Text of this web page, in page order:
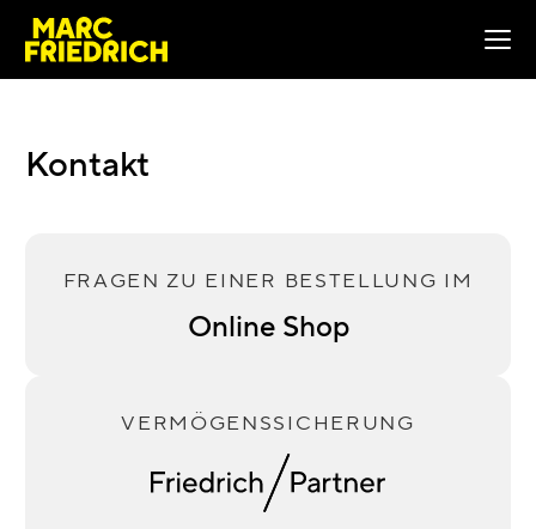
Kontakt
Kontakt
FRAGEN ZU EINER BESTELLUNG IM
Online Shop
VERMÖGENSSICHERUNG